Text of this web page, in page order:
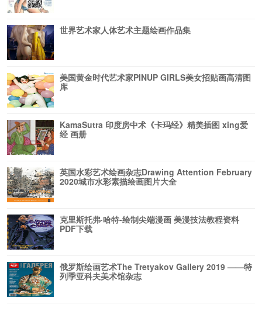
世界艺术家人体艺术主题绘画作品集
美国黄金时代艺术家PINUP GIRLS美女招贴画高清图
库
KamaSutra 印度房中术《卡玛经》精美插图 xing爱
经 画册
英国水彩艺术绘画杂志Drawing Attention February
2020城市水彩素描绘画图片大全
克里斯托弗·哈特-绘制尖端漫画 美漫技法教程资料
PDF下载
俄罗斯绘画艺术The Tretyakov Gallery 2019 ——特
列季亚科夫美术馆杂志